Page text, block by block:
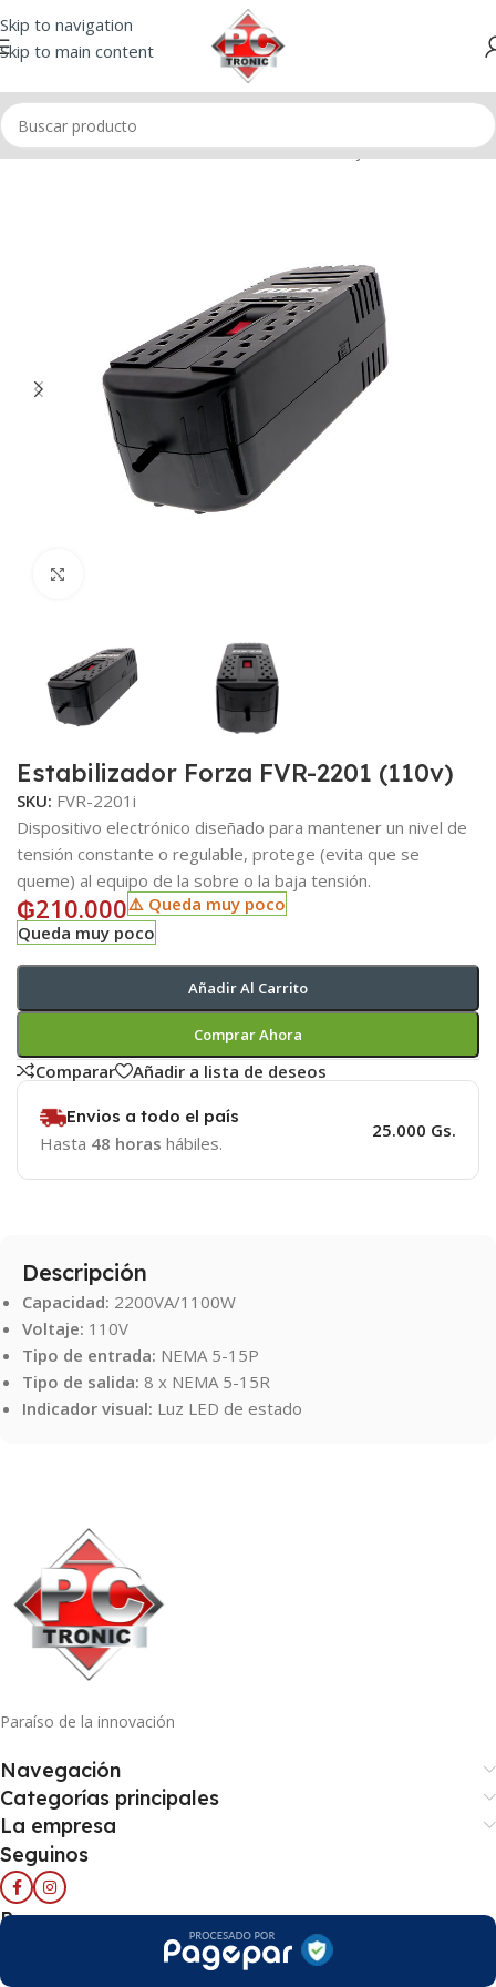
Skip to navigation
Skip to main content
Inicio/Tomacorrientes/Estabilizador de voltaje
Estabilizador Forza FVR-2201 (110v)
SKU: FVR-2201i
Dispositivo electrónico diseñado para mantener un nivel de
tensión constante o regulable, protege (evita que se
queme) al equipo de la sobre o la baja tensión.
₲210.000⚠️ Queda muy poco
Queda muy poco
Añadir Al Carrito
Comprar Ahora
Comparar Añadir a lista de deseos
Envios a todo el país
Hasta 48 horas hábiles.
25.000 Gs.
Descripción
Capacidad: 2200VA/1100W
Voltaje: 110V
Tipo de entrada: NEMA 5-15P
Tipo de salida: 8 x NEMA 5-15R
Indicador visual: Luz LED de estado
Paraíso de la innovación
Navegación
Categorías principales
La empresa
Seguinos
Pago seguro